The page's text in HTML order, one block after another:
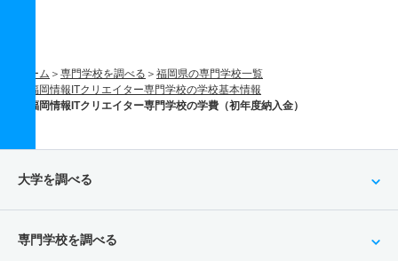
ホーム 専門学校を調べる
福岡県の専門学校一覧
福岡情報ITクリエイター専門学校の学校基本情報
福岡情報ITクリエイター専門学校の学費（初年度納入金）
大学を調べる
専門学校を調べる